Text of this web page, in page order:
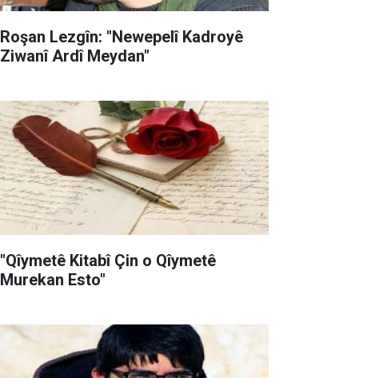
Roşan Lezgîn: "Newepelî Kadroyê
Ziwanî Ardî Meydan"
"Qîymetê Kitabî Çin o Qîymetê
Murekan Esto"